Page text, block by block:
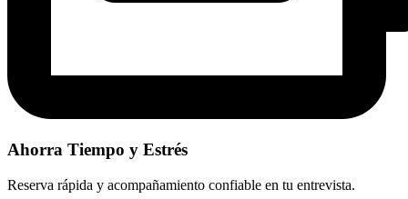
Ahorra Tiempo y Estrés
Reserva rápida y acompañamiento confiable en tu entrevista.